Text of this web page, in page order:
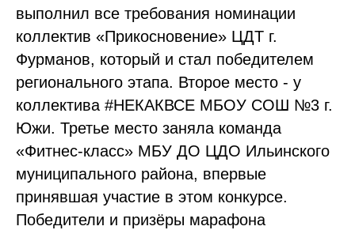
выполнил все требования номинации
коллектив «Прикосновение» ЦДТ г.
Фурманов, который и стал победителем
регионального этапа. Второе место - у
коллектива #НЕКАКВСЕ МБОУ СОШ №3 г.
Южи. Третье место заняла команда
«Фитнес-класс» МБУ ДО ЦДО Ильинского
муниципального района, впервые
принявшая участие в этом конкурсе.
Победители и призёры марафона